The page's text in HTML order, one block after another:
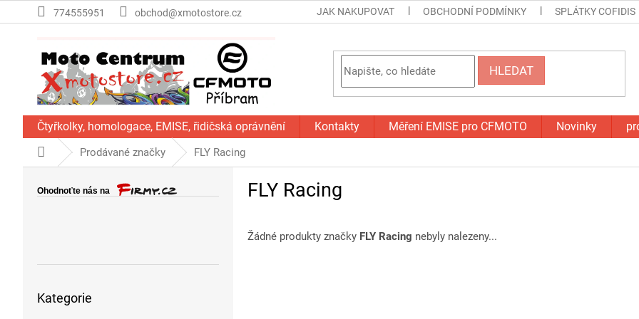
na
774555951 obchod@xmotostore.cz JAK NAKUPOVAT OBCHODNÍ PODMÍNKY SPLÁTKY COFIDIS
HLEDAT
Čtyřkolky, homologace, EMISE, řidičská oprávnění Kontakty Měření EMISE pro CFMOTO Novinky
Domů Prodávané značky FLY Racing
kategorie
Kategorie
FLY Racing
Žádné produkty značky FLY Racing nebyly nalezeny...